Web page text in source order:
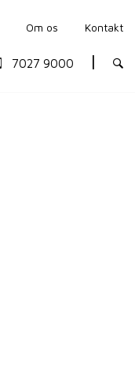
Om os Kontakt
7027 9000